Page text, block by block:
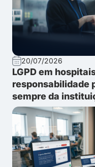
20/07/2026
LGPD em
responsabilidade
sempre da